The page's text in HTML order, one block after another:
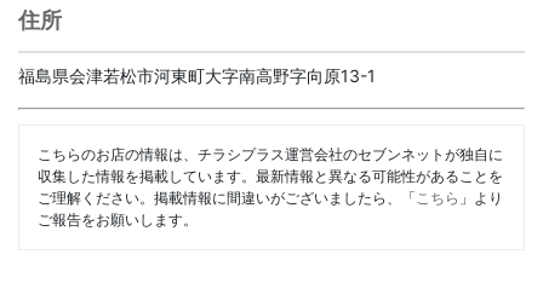
住所
福島県会津若松市河東町大字南高野字向原13-1
こちらのお店の情報は、チラシプラス運営会社のセブンネットが独自に
収集した情報を掲載しています。最新情報と異なる可能性があることを
ご理解ください。掲載情報に間違いがございましたら、「 こちら 」より
ご報告をお願いします。